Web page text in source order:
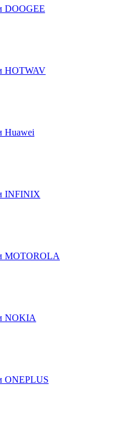
DOOGEE
HOTWAV
Huawei
INFINIX
MOTOROLA
NOKIA
ONEPLUS